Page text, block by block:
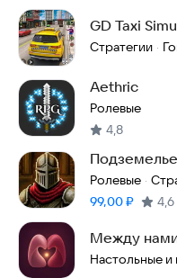
GD Taxi
Стратегии ·
Aethric
Ролевые
4,8
Ролевые ·
Цена:
99,00₽ 4,6
Между
Настольные и